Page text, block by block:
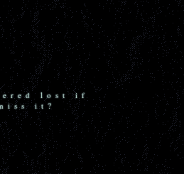
lost if
it?